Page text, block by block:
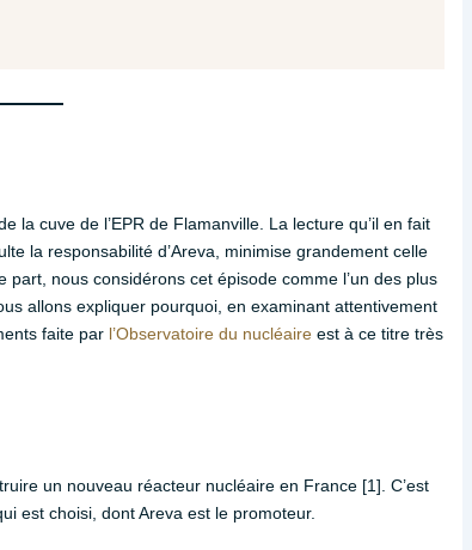
la cuve de l’EPR de Flamanville. La lecture qu’il en fait
la responsabilité d’Areva, minimise grandement celle
part, nous considérons cet épisode comme l’un des plus
allons expliquer pourquoi, en examinant attentivement
faite par l’Observatoire du nucléaire est à ce titre très
un nouveau réacteur nucléaire en France [1]. C’est
est choisi, dont Areva est le promoteur.